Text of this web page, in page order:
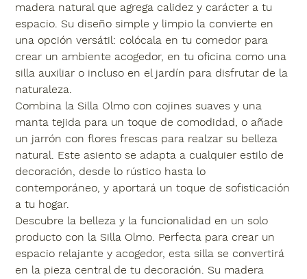
madera natural que agrega calidez y carácter a tu
espacio. Su diseño simple y limpio la convierte en
una opción versátil: colócala en tu comedor para
crear un ambiente acogedor, en tu oficina como una
silla auxiliar o incluso en el jardín para disfrutar de la
naturaleza.
Combina la Silla Olmo con cojines suaves y una
manta tejida para un toque de comodidad, o añade
un jarrón con flores frescas para realzar su belleza
natural. Este asiento se adapta a cualquier estilo de
decoración, desde lo rústico hasta lo
contemporáneo, y aportará un toque de sofisticación
a tu hogar.
Descubre la belleza y la funcionalidad en un solo
producto con la Silla Olmo. Perfecta para crear un
espacio relajante y acogedor, esta silla se convertirá
en la pieza central de tu decoración. Su madera